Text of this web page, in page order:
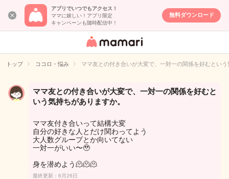
アプリでいつでもアクセス！
ママに嬉しい！アプリ限定
キャンペーンも随時配信中！
無料ダウンロード
女性専用匿名QA
イト
トップ ココロ・悩み ママ友との付き合いが大変で、一対一の関係を好むとい
ママ友との付き合いが大変で、一対一の関係を好むと
いう気持ちがありますか。
ママ友付き合いって結構大変
自分の好きな人とだけ関わってよう
大人数グループとか向いてない
一対一がいい〜🥹
身を潜めよう🫠🫠🫠
最終更新：6月26日